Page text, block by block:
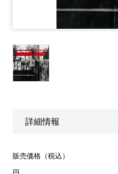
詳細情報
販売価格（税込）